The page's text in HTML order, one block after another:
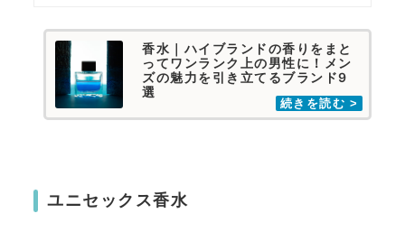
香水｜ハイブランドの香りをまと
ってワンランク上の男性に！メン
ズの魅力を引き立てるブランド9
選
ユニセックス香水